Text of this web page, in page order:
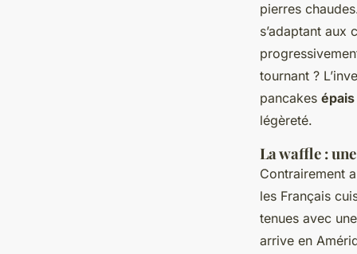
pierres
s’adaptant aux
tournant ?
pancakes
légèreté.
La waffle :
Contrairement
les Français
tenues avec
arrive en